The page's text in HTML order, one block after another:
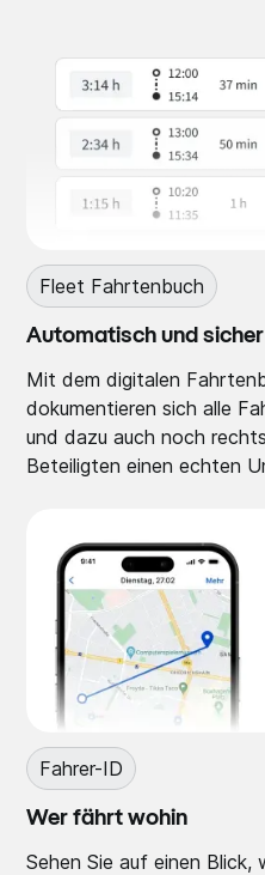
Fleet Fahrtenbuch
Automatisch und
Mit dem digitalen
dokumentieren sich alle
und dazu auch noch
Beteiligten einen echten
Fahrer-ID
Wer fährt wohin
Sehen Sie auf einen Blick,